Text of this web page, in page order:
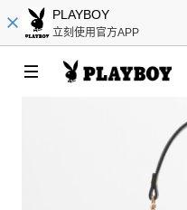
PLAYBOY
立刻使用官方APP